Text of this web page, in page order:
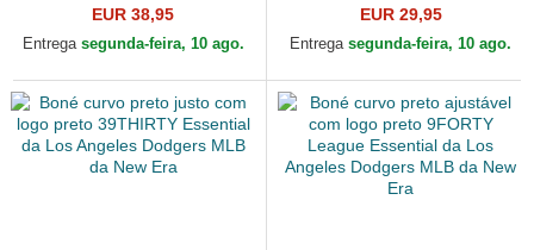
Essential da Los Angeles
Dodgers MLB da New Era
EUR 38,95
Entrega segunda-feira, 10 ago.
Angeles Dodgers MLB MVP
da 47 Brand
EUR 29,95
Entrega segunda-feira, 10 ago.